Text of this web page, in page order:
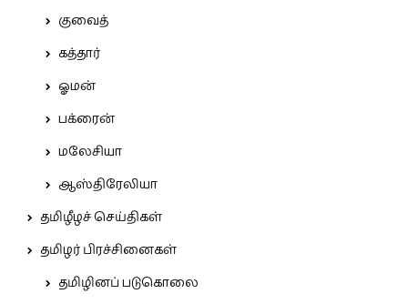
குவைத்
கத்தார்
ஓமன்
பக்ரைன்
மலேசியா
ஆஸ்திரேலியா
தமிழீழச் செய்திகள்
தமிழர் பிரச்சினைகள்
தமிழினப் படுகொலை